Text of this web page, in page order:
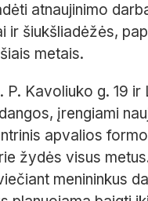
atnaujinimo
ir šiukšliadėžės,
metais.
Kavoliuko g. 19
įrengiami
apvalios
žydės visus
menininkus